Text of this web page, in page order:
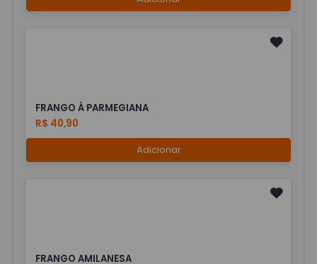
FRANGO À PARMEGIANA
R$ 40,90
Adicionar
FRANGO AMILANESA